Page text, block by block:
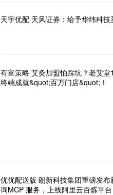
天宇优配 天风证券：给予华纬科技
有富策略 艾灸加盟怕踩坑？老艾
终端成就&quot;百万门店&quot;！
优优配送版 朗新科技集团重磅发
询MCP 服务，上线阿里云百炼平台